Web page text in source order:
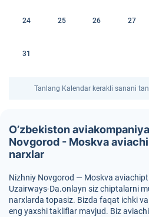
24 25 26 27
31
Tanlang Kalendar kerakli sanani
O’zbekiston
Novgorod - Moskva
narxlar
Nizhniy Novgorod — Moskva
Uzairways-Da.onlayn siz chiptalarni
narxlarda topasiz. Bizda faqat ichki
eng yaxshi takliflar mavjud. Biz